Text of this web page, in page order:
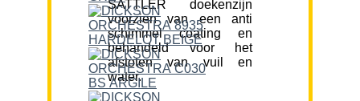
SATTLER doekenzijn
voorzien van een anti
schimmel coating en
behandeld voor het
afstoten van vuil en
water.